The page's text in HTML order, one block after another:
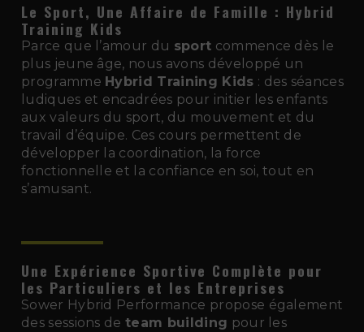
Le Sport, Une Affaire de Famille : Hybrid
Training Kids
Parce que l’amour du sport commence dès le
plus jeune âge, nous avons développé un
programme Hybrid Training Kids : des séances
ludiques et encadrées pour initier les enfants
aux valeurs du sport, du mouvement et du
travail d’équipe. Ces cours permettent de
développer la coordination, la force
fonctionnelle et la confiance en soi, tout en
s’amusant.
Une Expérience Sportive Complète pour
les Particuliers et les Entreprises
Sower Hybrid Performance propose également
des sessions deteam building pour les